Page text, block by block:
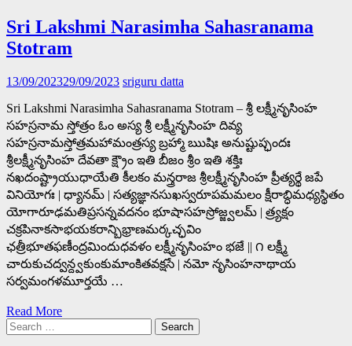
Sri Lakshmi Narasimha Sahasranama
Stotram
13/09/202329/09/2023 sriguru datta
Sri Lakshmi Narasimha Sahasranama Stotram – శ్రీ లక్ష్మీనృసింహ
సహస్రనామ స్తోత్రం ఓం అస్య శ్రీ లక్ష్మీనృసింహ దివ్య
సహస్రనామస్తోత్రమహామంత్రస్య బ్రహ్మా ఋషిః అనుష్టుప్ఛందః
శ్రీలక్ష్మీనృసింహ దేవతా క్ష్రౌం ఇతి బీజం శ్రీం ఇతి శక్తిః
నఖదంష్ట్రాయుధాయేతి కీలకం మన్త్రరాజ శ్రీలక్ష్మీనృసింహ ప్రీత్యర్థే జపే
వినియోగః | ధ్యానమ్ | సత్యజ్ఞానసుఖస్వరూపమమలం క్షీరాబ్ధిమధ్యస్థితం
యోగారూఢమతిప్రసన్నవదనం భూషాసహస్రోజ్జ్వలమ్ | త్ర్యక్షం
చక్రపినాకసాభయకరాన్బిభ్రాణమర్కచ్ఛవిం
ఛత్రీభూతఫణీంద్రమిందుధవళం లక్ష్మీనృసింహం భజే || ౧ లక్ష్మీ
చారుకుచద్వన్ద్వకుంకుమాంకితవక్షసే | నమో నృసింహనాథాయ
సర్వమంగళమూర్తయే …
Read More
Search
for: